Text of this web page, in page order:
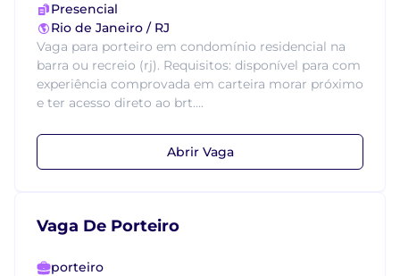
Presencial
Rio de Janeiro / RJ
Vaga para porteiro em condomínio residencial na
barra ou recreio (rj). Requisitos: disponível para com
experiência comprovada em carteira morar próximo
e ter acesso direto ao brt....
Abrir Vaga
Vaga De Porteiro
porteiro